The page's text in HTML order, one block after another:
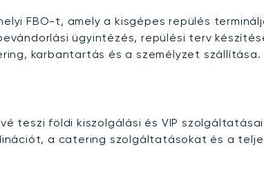
FBO-t, amely a kisgépes repülés
ügyintézés, repülési terv
karbantartás és a személyzet szállítása.
teszi földi kiszolgálási és VIP
a catering szolgáltatásokat és a